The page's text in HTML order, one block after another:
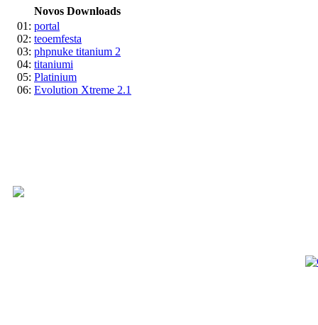
Novos Downloads
01: portal
02: teoemfesta
03: phpnuke titanium 2
04: titaniumi
05: Platinium
06: Evolution Xtreme 2.1